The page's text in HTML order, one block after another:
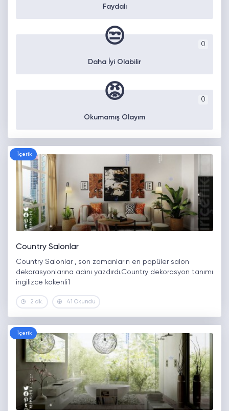
Faydalı
0
😒
Daha İyi Olabilir
0
😡
Okumamış Olayım
İçerik
Country Salonlar
Country Salonlar , son zamanların en popüler salon
dekorasyonlarına adını yazdırdı.Country dekorasyon tanımı
ingilizce kökenli1
2 dk. 41 Okundu
İçerik